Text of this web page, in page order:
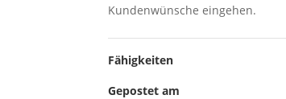
Kundenwünsche eingehen.
Fähigkeiten
Gepostet am